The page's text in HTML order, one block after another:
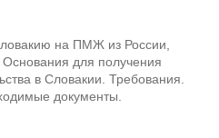
на ПМЖ из России,
для получения
в Словакии. Требования.
документы.